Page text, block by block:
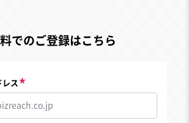
でのご登録はこちら
レス